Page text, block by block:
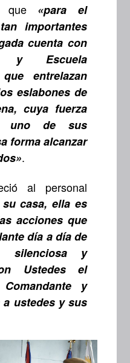
que «para el
importantes
cuenta con
y Escuela
entrelazan
eslabones de
cuya fuerza
uno de sus
forma alcanzar
.
al personal
casa, ella es
acciones que
día a día de
silenciosa y
Ustedes el
y
ustedes y sus